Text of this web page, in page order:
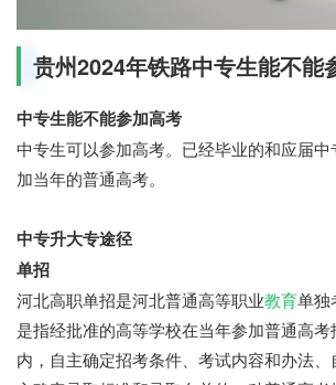
贵州2024年铁路中专生能不能
中专生能不能参加高考
中专生可以参加高考。已经毕业的和应届
加当年的普通高考。
中专升大专途径
单招
河北高职单招是河北普通高等职业教育单独
是指经批准的高等学校在当年参加普通高
内，自主确定招考条件、考试内容和办法